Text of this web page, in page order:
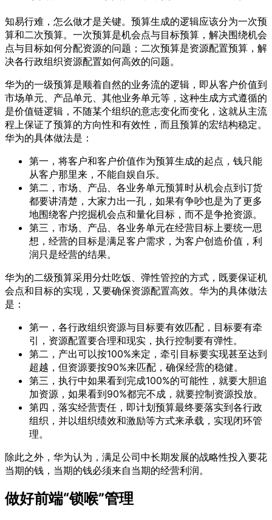
知易行难，怎么做才是关键。预算生成的逻辑应该分为一次预
算和二次预算。一次预算是机会点与目标预算，解决围绕机会
点与目标如何分配资源的问题；二次预算是资源配置预算，解
决各行政组织资源配置如何高效的问题。
华为的一级预算是顺着自然的业务流的逻辑，即从客户价值到
市场单元、产品单元、其他业务单元等，这种生成方式遵循的
是价值链逻辑，不随某个组织的意志变化而变化，这就从主流
程上保证了预算的方向性和有效性，而且预算的宏结构稳定。
华为的具体做法是：
第一，将客户和客户价值作为预算生成的起点，钱只能
从客户那里来，不能自娱自乐。
第二，市场、产品、各业务单元预算时从机会点到订货
都要讲清楚，大家力出一孔，如果有争吵也是为了更多
地围绕客户挖掘机会点和量化目标，而不是争抢资源。
第三，市场、产品、各业务单元在经营目标上要统一思
想，经营的目标是满足客户需求，为客户创造价值，利
润只是经营的结果。
华为的二级预算采用分灶吃饭、弹性管控的方式，既要保证机
会点和目标的实现，又要确保资源配置高效。华为的具体做法
是：
第一，各行政组织资源与目标要有效匹配，目标要有牵
引，资源配置要合理和现实，执行控制要有弹性。
第二，产出可以按100%来定，牵引目标要实现甚至达到
超越，但资源要按90%来匹配，确保经营的稳健。
第三，执行中如果看到完成100%的可能性，就要大胆追
加资源，如果看到90%都完不成，就要控制资源投放。
第四，落实经营责任，即计划预算最终要落实到各行政
组织，并以组织绩效和激励等方式来承载，实现闭环管
理。
除此之外，华为认为，满足公司中长期发展的战略性投入要花
当期的钱，当期的钱必须来自当期的经营利润。
做好前端“锁喉”管理